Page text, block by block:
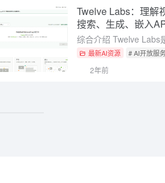
Twelve Labs：理解
搜索、生成、嵌入
最新AI资源 # AI开放服
2年前